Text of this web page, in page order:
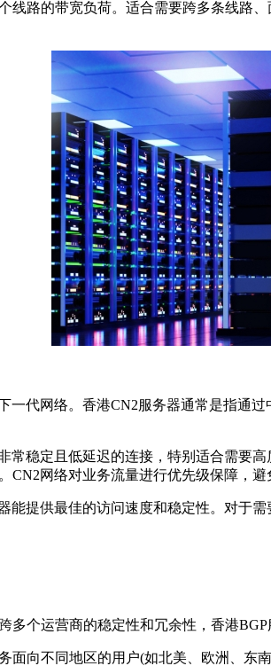
路的带宽负荷。适合需要跨多条线路
代网络。香港CN2服务器通常是指通
稳定且低延迟的连接，特别适合需要
网络对业务流量进行优先级保障，避
提供最佳的访问速度和稳定性。对于
个运营商的稳定性和冗余性，香港BGP
不同地区的用户(如北美、欧洲、东南